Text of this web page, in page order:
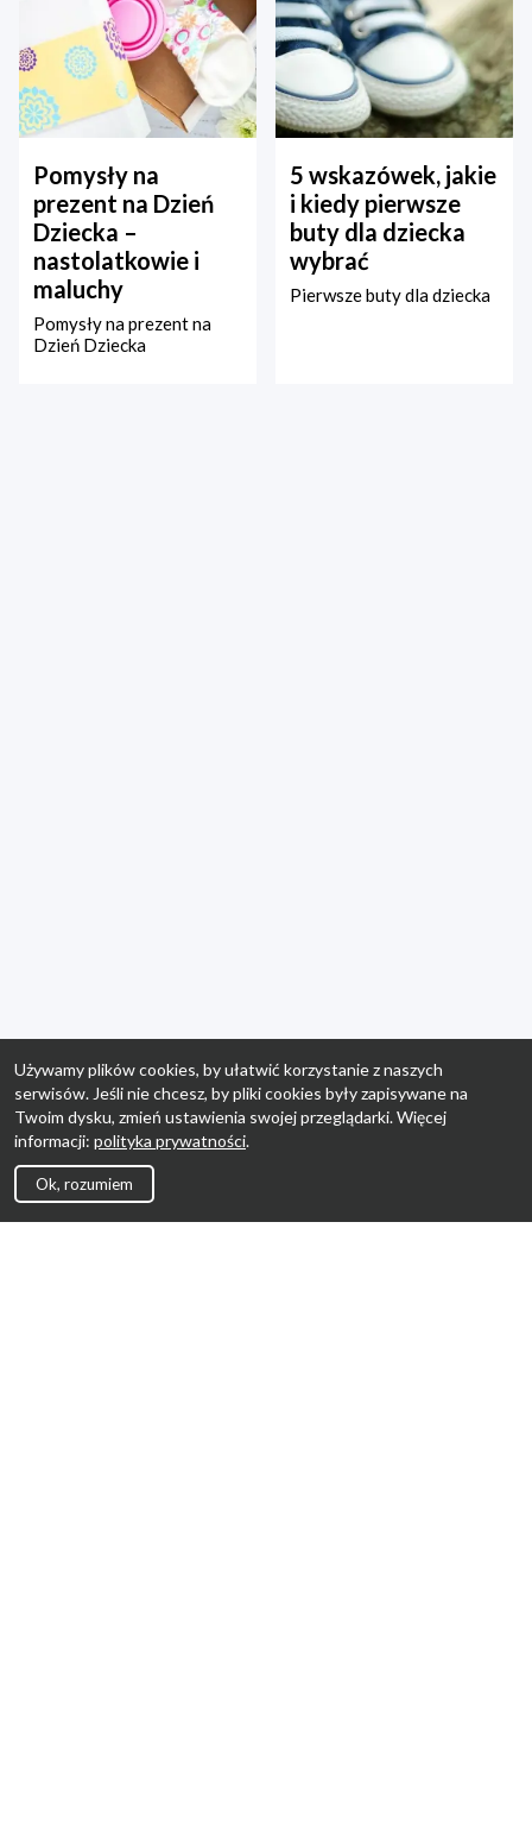
Pomysły na
prezent na Dzień
Dziecka –
nastolatkowie i
maluchy
Pomysły na prezent na
Dzień Dziecka
5 wskazówek, jakie
i kiedy pierwsze
buty dla dziecka
wybrać
Pierwsze buty dla dziecka
Używamy plików cookies, by ułatwić korzystanie z naszych
serwisów. Jeśli nie chcesz, by pliki cookies były zapisywane na
Twoim dysku, zmień ustawienia swojej przeglądarki. Więcej
informacji: polityka prywatności.
Ok, rozumiem